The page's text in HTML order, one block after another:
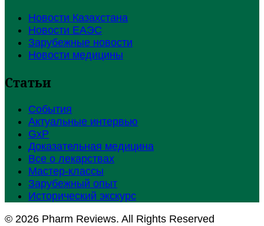
Новости Казахстана
Новости ЕАЭС
Зарубежные новости
Новости медицины
Статьи
События
Актуальные интервью
GxP
Доказательная медицина
Все о лекарствах
Мастер-классы
Зарубежный опыт
Исторический экскурс
© 2026 Pharm Reviews. All Rights Reserved